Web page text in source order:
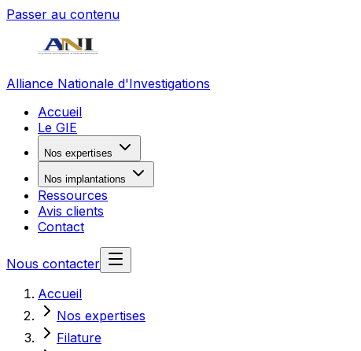
Passer au contenu
Alliance Nationale d'Investigations
Accueil
Le GIE
Nos expertises
Nos implantations
Ressources
Avis clients
Contact
Nous contacter
Accueil
Nos expertises
Filature